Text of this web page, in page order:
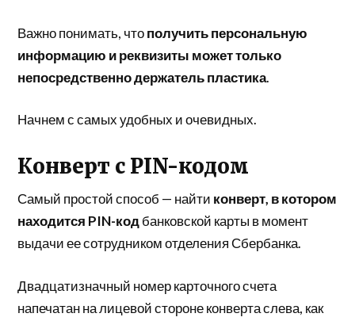
Важно понимать, чтополучить персональную
информацию и реквизиты может только
непосредственно держатель пластика.
Начнем с самых удобных и очевидных.
Конверт с PIN-кодом
Самый простой способ — найти конверт, в котором
находится PIN-кодбанковской карты в момент
выдачи ее сотрудником отделения Сбербанка.
Двадцатизначный номер карточного счета
напечатан на лицевой стороне конверта слева, как